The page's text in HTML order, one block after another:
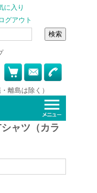
に入り
グアウト
検索
・離島は除く）
ャツ（カラ